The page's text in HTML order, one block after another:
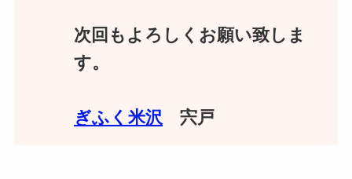
次回もよろしくお願い致しま
す。
ぎふく米沢 宍戸